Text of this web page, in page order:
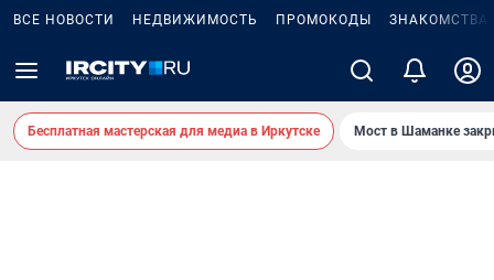
ВСЕ НОВОСТИ НЕДВИЖИМОСТЬ ПРОМОКОДЫ ЗНАКОМСТВА
Бесплатная мастерская для медиа в Иркутске Мост в Шаманке